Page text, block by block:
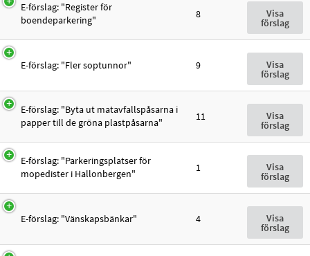
E-förslag: "Register för
boendeparkering"
8 Visa
förslag
E-förslag: "Fler soptunnor" 9 Visa
förslag
E-förslag: "Byta ut matavfallspåsarna i
papper till de gröna plastpåsarna"
11 Visa
förslag
E-förslag: "Parkeringsplatser för
mopedister i Hallonbergen"
1 Visa
förslag
E-förslag: "Vänskapsbänkar" 4 Visa
förslag